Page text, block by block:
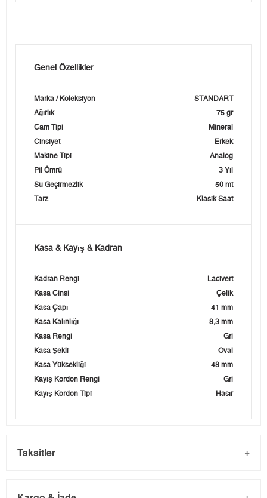
Genel Özellikler
Marka / Koleksiyon
STANDART
Ağırlık
75 gr
Cam Tipi
Mineral
Cinsiyet
Erkek
Makine Tipi
Analog
Pil Ömrü
3 Yıl
Su Geçirmezlik
50 mt
Tarz
Klasik Saat
Kasa & Kayış & Kadran
Kadran Rengi
Lacivert
Kasa Cinsi
Çelik
Kasa Çapı
41 mm
Kasa Kalınlığı
8,3 mm
Kasa Rengi
Gri
Kasa Şekli
Oval
Kasa Yüksekliği
48 mm
Kayış Kordon Rengi
Gri
Kayış Kordon Tipi
Hasır
Taksitler